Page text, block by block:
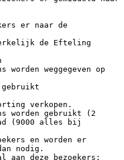
er naar de
de Efteling
worden weggegeven op
verkopen.
worden gebruikt (2
(9000 alles bij
en worden er
nodig.
deze bezoekers: